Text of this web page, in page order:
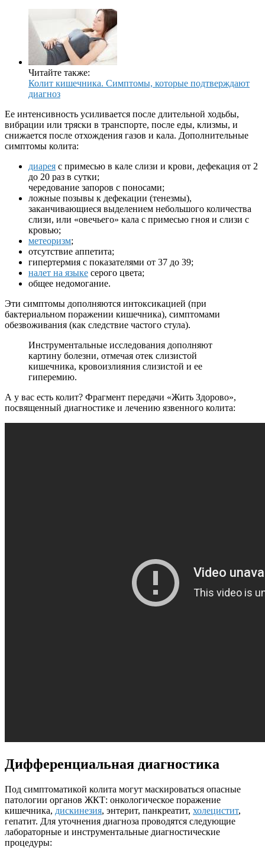
Читайте также:
Колит кишечника. Симптомы, которые подтверждают
диагноз
Ее интенсивность усиливается после длительной ходьбы,
вибрации или тряски в транспорте, после еды, клизмы, и
снижается после отхождения газов и кала. Дополнительные
симптомы колита:
диарея с примесью в кале слизи и крови, дефекация от 2
до 20 раз в сутки;
чередование запоров с поносами;
ложные позывы к дефекации (тенезмы),
заканчивающиеся выделением небольшого количества
слизи, или «овечьего» кала с примесью гноя и слизи с
кровью;
метеоризм;
отсутствие аппетита;
гипертермия с показателями от 37 до 39;
налет на языке серого цвета;
общее недомогание.
Эти симптомы дополняются интоксикацией (при
бактериальном поражении кишечника), симптомами
обезвоживания (как следствие частого стула).
Инструментальные исследования дополняют
картину болезни, отмечая отек слизистой
кишечника, кровоизлияния слизистой и ее
гиперемию.
А у вас есть колит? Фрагмент передачи «Жить Здорово»,
посвященный диагностике и лечению язвенного колита:
Дифференциальная диагностика
Под симптоматикой колита могут маскироваться опасные
патологии органов ЖКТ: онкологическое поражение
кишечника, дискинезия, энтерит, панкреатит, холецистит,
гепатит. Для уточнения диагноза проводятся следующие
лабораторные и инструментальные диагностические
процедуры: